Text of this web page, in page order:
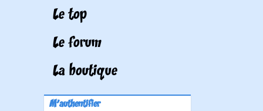
Le top
Le forum
La boutique
M'authentifier